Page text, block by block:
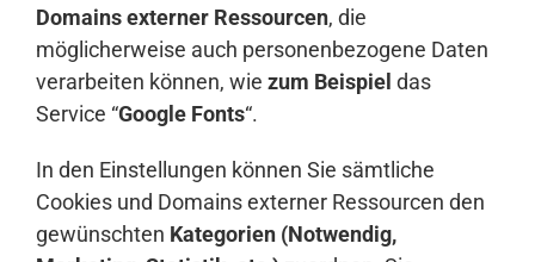
Domains externer Ressourcen, die
möglicherweise auch personenbezogene Daten
verarbeiten können, wie zum Beispiel das
Service “Google Fonts“.
In den Einstellungen können Sie sämtliche
Cookies und Domains externer Ressourcen den
gewünschten Kategorien (Notwendig,